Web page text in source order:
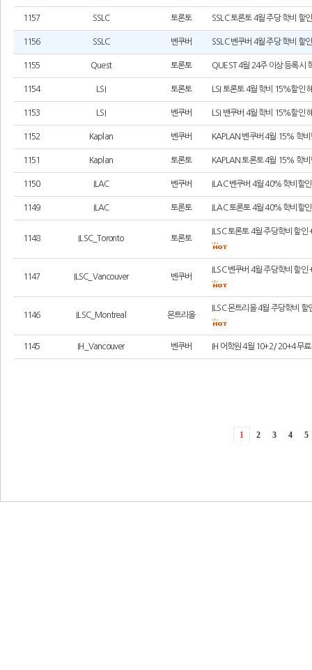
1157 SSLC 토론토 SSLC 토론토 4월 주당 학비 할
1156 SSLC 벤쿠버 SSLC 벤쿠버 4월 주당 학비 할
1155 Quest 토론토 QUEST 4월 24주 이상 등록시
1154 LSI 토론토 LSI 토론토 4월 학비 15%할인
1153 LSI 벤쿠버 LSI 밴쿠버 4월 학비 15%할인
1152 Kaplan 벤쿠버 KAPLAN 벤쿠버 4월 15% 학
1151 Kaplan 토론토 KAPLAN 토론토 4월 15% 학
1150 ILAC 벤쿠버 ILAC 벤쿠버 4월 40% 학비할
1149 ILAC 토론토 ILAC 토론토 4월 40% 학비할
1148 ILSC_Toronto 토론토
ILSC 토론토 4월 주당학비 할
1147 ILSC_Vancouver 벤쿠버
ILSC 벤쿠버 4월 주당학비 할
1146 ILSC_Montreal 몬트리올
ILSC 몬트리올 4월 주당학비
1145 IH_Vancouver 벤쿠버 IH 어학원 4월 10+2/ 20+4 무
1 2 3 4 5